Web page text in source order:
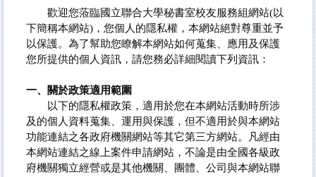
歡迎您蒞臨國立聯合大學秘書室校友服務組網站(以
下簡稱本網站)，您個人的隱私權，本網站絕對尊重並予
以保護。為了幫助您瞭解本網站如何蒐集、應用及保護
您所提供的個人資訊，請您務必詳細閱讀下列資訊：
一、關於政策適用範圍
以下的隱私權政策，適用於您在本網站活動時所涉
及的個人資料蒐集、運用與保護，但不適用於與本網站
功能連結之各政府機關網站等其它第三方網站。凡經由
本網站連結之線上案件申請網站，不論是由全國各級政
府機關獨立經營或是其他機關、團體、公司與本網站聯